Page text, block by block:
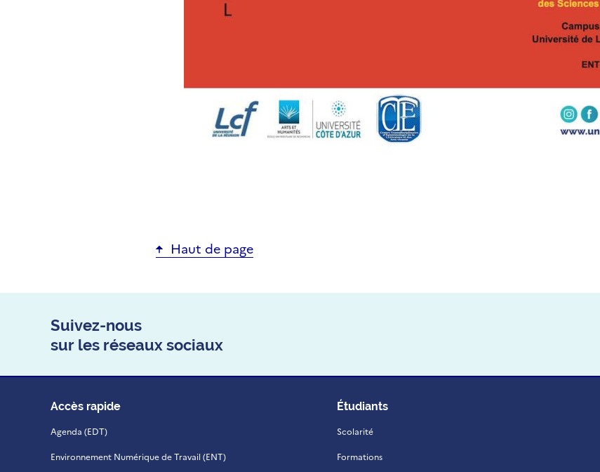
Haut de page
Suivez-nous
sur les réseaux sociaux
Accès rapide
Agenda (EDT)
Environnement Numérique de Travail (ENT)
Étudiants
Scolarité
Formations